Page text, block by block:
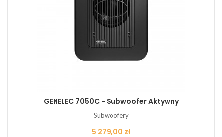
GENELEC 7050C - Subwoofer Aktywny
Subwoofery
Cena
5 279,00 zł